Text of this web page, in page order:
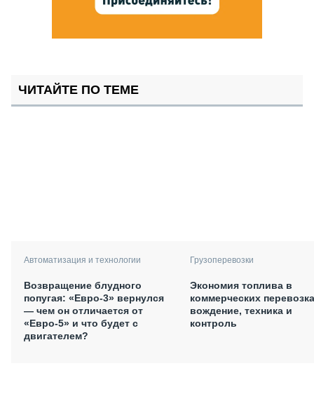
ЧИТАЙТЕ ПО ТЕМЕ
Автоматизация и технологии
Возвращение блудного
попугая: «Евро-3» вернулся
— чем он отличается от
«Евро-5» и что будет с
двигателем?
Грузоперевозки
Экономия топлива в
коммерческих
вождение, техника и
контроль